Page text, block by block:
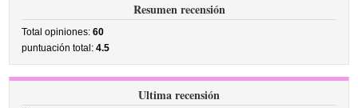
Resumen recensión
Total opiniones:60
puntuación total:4.5
Ultima recensión